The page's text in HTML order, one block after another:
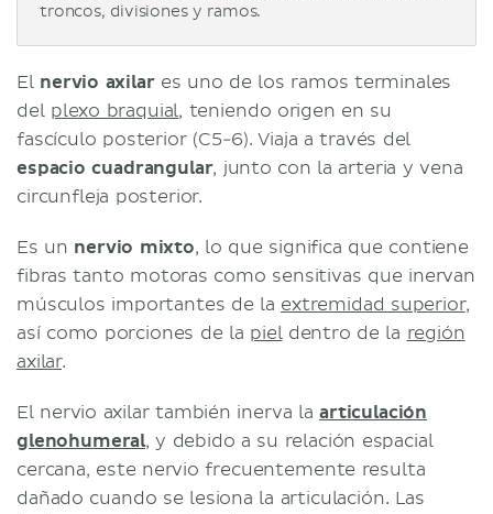
troncos, divisiones y ramos.
El nervio axilares uno de los ramos terminales
del plexo braquial, teniendo origen en su
fascículo posterior (C5-6). Viaja a través del
espacio cuadrangular, junto con la arteria y vena
circunfleja posterior.
Es un nervio mixto, lo que significa que contiene
fibras tanto motoras como sensitivas que inervan
músculos importantes de la extremidad superior,
así como porciones de la pieldentro de la región
axilar.
El nervio axilar también inerva la articulación
glenohumeral, y debido a su relación espacial
cercana, este nervio frecuentemente resulta
dañado cuando se lesiona la articulación. Las